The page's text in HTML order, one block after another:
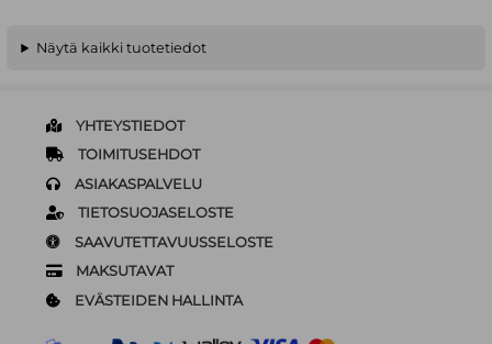
Näytä kaikki tuotetiedot
YHTEYSTIEDOT
TOIMITUSEHDOT
ASIAKASPALVELU
TIETOSUOJASELOSTE
SAAVUTETTAVUUSSELOSTE
MAKSUTAVAT
EVÄSTEIDEN HALLINTA